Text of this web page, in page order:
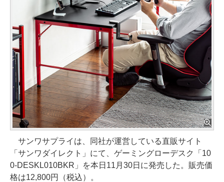
サンワサプライは、同社が運営している直販サイト
「サンワダイレクト」にて、ゲーミングローデスク「10
0-DESKL010BKR」を本日11月30日に発売した。販売価
格は12,800円（税込）。